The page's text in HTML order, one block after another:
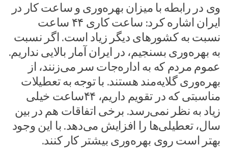
وی در رابطه با میزان بهره‌وری و ساعت کار در
ایران اشاره کرد: ساعت کاری ۴۴ ساعت
نسبت به کشورهای دیگر زیاد است. اگر نسبت
به بهره‌وری بسنجیم، در ایران آمار بالایی نداریم.
عموم مردم که به اداره‌جات سر می‌زنند، از
بهره‌وری گلایه‌مند هستند. با توجه به تعطیلات
مناسبتی که در تقویم داریم، ۴۴ساعت خیلی
زیاد به نظر نمی‌رسد. برخی اتفاقات هم در بین
سال، تعطیلی‌ها را افزایش می‌دهد. با این وجود
بهتر است روی بهره‌وری بیشتر کار کنند.